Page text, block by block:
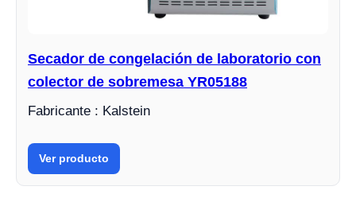
Secador de congelación de laboratorio con
colector de sobremesa YR05188
Fabricante : Kalstein
Ver producto